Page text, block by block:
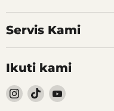
Servis Kami
Ikuti kami
Follow
kami
Follow
kami
Follow